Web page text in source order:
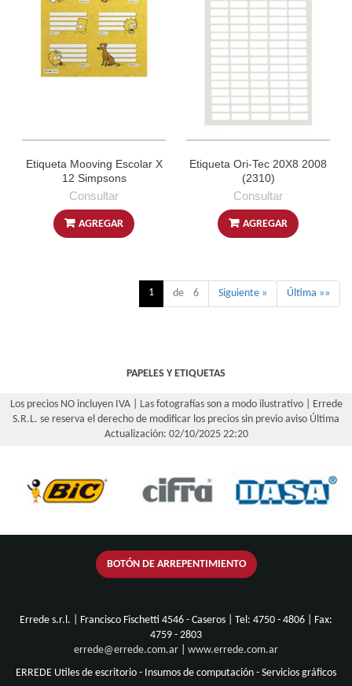
Etiqueta Mooving Escolar X
12 Simpsons
Consultar
AGREGAR
Etiqueta Ori-Tec 20X8 2008
(2310)
Consultar
AGREGAR
1 de 6 Siguiente » Última »»
PAPELES Y ETIQUETAS
Los precios NO incluyen IVA | Las fotografías son a modo ilustrativo | Errede
S.R.L. se reserva el derecho de modificar los precios sin previo aviso Última
Actualización: 02/10/2025 22:20
BOTÓN DE ARREPENTIMIENTO
Errede s.r.l. | Francisco Fischetti 4546 - Caseros | Tel: 4750 - 4806 | Fax:
4759 - 2803
errede@errede.com.ar
www.errede.com.ar
ERREDE Utiles de escritorio - Insumos de computación - Servicios gráficos